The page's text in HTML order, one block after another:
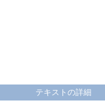
テキストの詳細